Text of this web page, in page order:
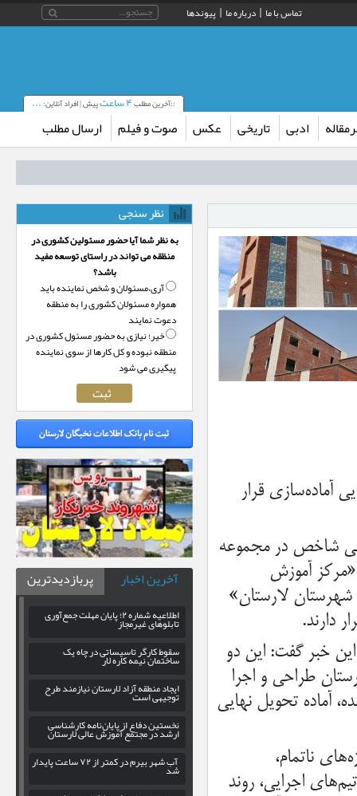
تماس با ما درباره ما پیوندها
::آخرین مطلب۴ ساعت پیش | افراد آنلاین:...
ادبی تاریخی عکس صوت و فیلم ارسال مطلب
آماده‌سازی قرار
شاخص در مجموعه
«مرکز آموزش
بهداشت شهرستان لارستان»
خبر گفت: این دو
طراحی و اجرا
آماده تحویل نهایی
ناتمام،
اجرایی، روند
نظر سنجی
به نظر شما آیا حضور مسئولین کشوری در
منظقه می تواند در راستای توسعه مفید
باشد؟
آری،‌مسئولان و شخص نماینده باید
همواره مسئولان کشوری را به منطقه
دعوت نمایند
خیر؛‌ نیازی به حضور مسئول کشوری در
منطقه نبوده و کل کارها از سوی نماینده
پیگیری می شود
آخرین اخبار پربازدیدترین
اطلاعیه شماره ۲؛ پایان مهلت جمع‌آوریتابلوهای غیرمجاز
سقوط کارگر تاسیساتی در چاه یک
ساختمان نیمه کاره لار
ایجاد منطقه آزاد لارستان نیازمند طرح
توجیهی است
نخستین دفاع از پایان‌نامه کارشناسی
ارشد در مجتمع آموزش عالی لارستان
آب شهر بیرم در کمتر از ۷۲ ساعت پایدار شد